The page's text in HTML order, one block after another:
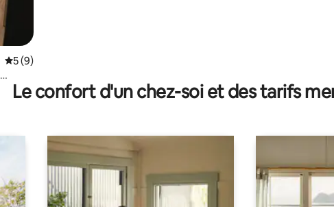
Évaluation moyenne sur la base de 9 commentaires : 5 sur 5
5 (9)
Le confort d'un chez-soi et des tarifs